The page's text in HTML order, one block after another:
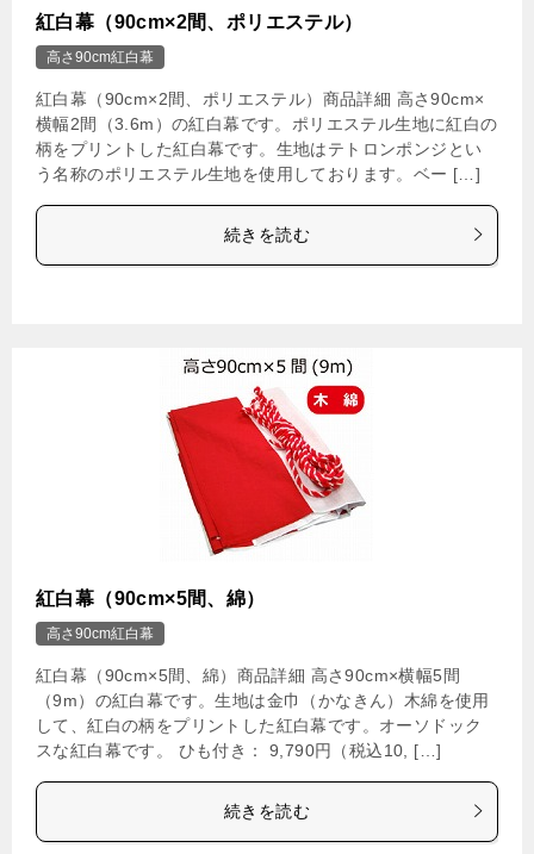
紅白幕（90cm×2間、ポリエステル）
高さ90cm紅白幕
紅白幕（90cm×2間、ポリエステル）商品詳細 高さ90cm×
横幅2間（3.6m）の紅白幕です。ポリエステル生地に紅白の
柄をプリントした紅白幕です。生地はテトロンポンジとい
う名称のポリエステル生地を使用しております。ベー […]
続きを読む
紅白幕（90cm×5間、綿）
高さ90cm紅白幕
紅白幕（90cm×5間、綿）商品詳細 高さ90cm×横幅5間
（9m）の紅白幕です。生地は金巾（かなきん）木綿を使用
して、紅白の柄をプリントした紅白幕です。オーソドック
スな紅白幕です。 ひも付き： 9,790円（税込10, […]
続きを読む